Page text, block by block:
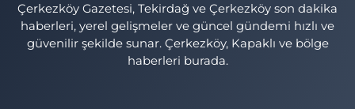
Çerkezköy Gazetesi, Tekirdağ ve Çerkezköy son dakika
haberleri, yerel gelişmeler ve güncel gündemi hızlı ve
güvenilir şekilde sunar. Çerkezköy, Kapaklı ve bölge
haberleri burada.